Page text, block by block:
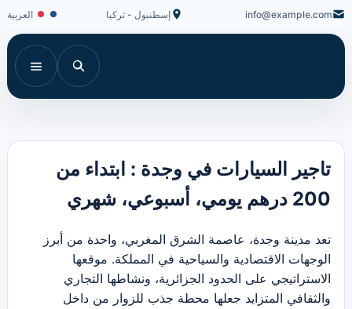
info@example.com إسطنبول - تركيا العربية
تاجير السيارات في وجدة : ابتداء من
200 درهم يومي، أسبوعي، شهري
تعد مدينة وجدة، عاصمة الشرق المغربي، واحدة من أبرز
الوجهات الاقتصادية والسياحية في المملكة. موقعها
الاستراتيجي على الحدود الجزائرية، ونشاطها التجاري
والثقافي المتزايد جعلها محطة جذب للزوار من داخل